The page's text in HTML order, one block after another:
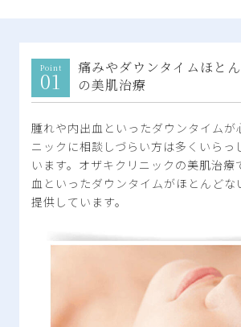
痛みやダウンタイムほと
の美肌治療
腫れや内出血といったダウンタイムが
ニックに相談しづらい方は多くいらっ
います。オザキクリニックの美肌治療
血といったダウンタイムがほとんどな
提供しています。